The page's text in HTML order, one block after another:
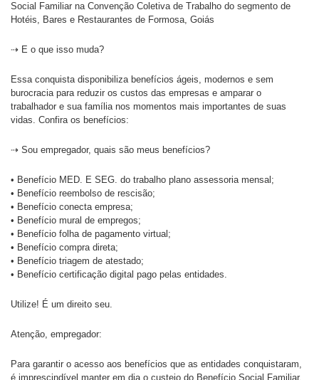
Social Familiar na Convenção Coletiva de Trabalho do segmento de
Hotéis, Bares e Restaurantes de Formosa, Goiás
⇢ E o que isso muda?
Essa conquista disponibiliza benefícios ágeis, modernos e sem
burocracia para reduzir os custos das empresas e amparar o
trabalhador e sua família nos momentos mais importantes de suas
vidas. Confira os benefícios:
⇢ Sou empregador, quais são meus benefícios?
• Benefício MED. E SEG. do trabalho plano assessoria mensal;
• Benefício reembolso de rescisão;
• Benefício conecta empresa;
• Benefício mural de empregos;
• Benefício folha de pagamento virtual;
• Benefício compra direta;
• Benefício triagem de atestado;
• Benefício certificação digital pago pelas entidades.
Utilize! É um direito seu.
Atenção, empregador:
Para garantir o acesso aos benefícios que as entidades conquistaram,
é imprescindível manter em dia o custeio do Benefício Social Familiar,